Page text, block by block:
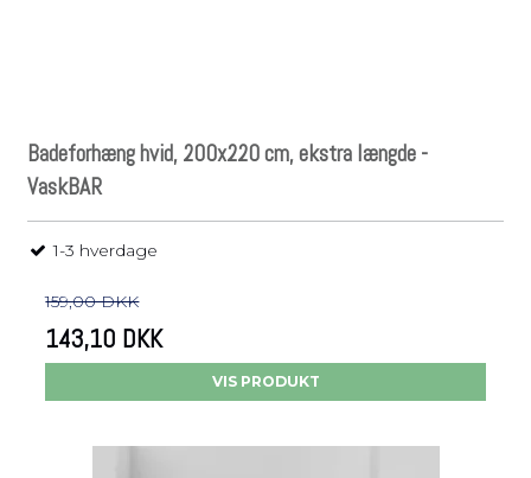
Badeforhæng hvid, 200x220 cm, ekstra længde -
VaskBAR
1-3 hverdage
159,00 DKK
143,10 DKK
VIS PRODUKT